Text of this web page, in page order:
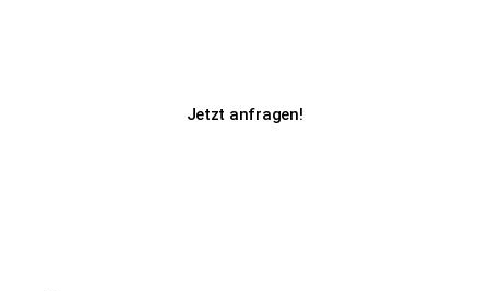
Jetzt anfragen!